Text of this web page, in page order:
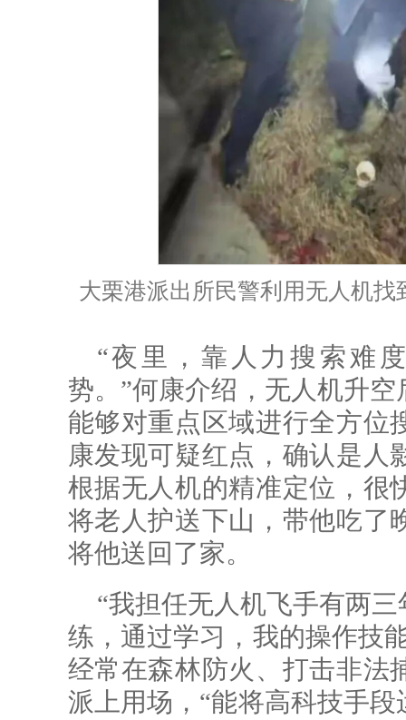
大栗港派出所民警利用无人机
“夜里，靠人力搜索难
势。”何康介绍，无人机升
能够对重点区域进行全方位
康发现可疑红点，确认是人
根据无人机的精准定位，很
将老人护送下山，带他吃了
将他送回了家。
“我担任无人机飞手有两
练，通过学习，我的操作技
经常在森林防火、打击非法
派上用场，“能将高科技手